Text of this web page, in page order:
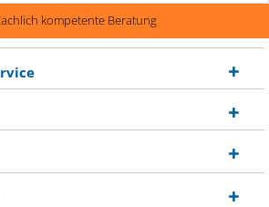
kompetente Beratung